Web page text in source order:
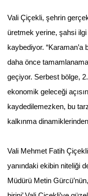
Vali Çiçekli, şehrin
üretmek yerine, şahsi
kaybediyor. “Karaman’a
daha önce
geçiyor. Serbest bölge,
ekonomik geleceği
kaydedilemezken, bu
kalkınma
Vali Mehmet Fatih
yanındaki ekibin niteliği
Müdürü Metin